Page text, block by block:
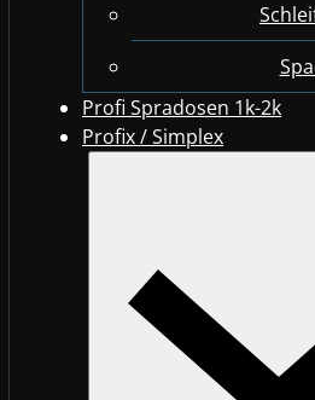
Profi Spradosen 1k-2k
Profix / Simplex